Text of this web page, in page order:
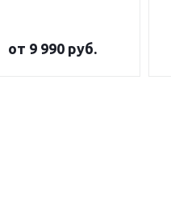
от 9 990 руб.